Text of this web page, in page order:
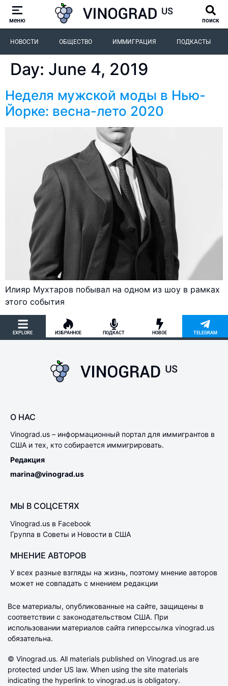
меню поиск
НОВОСТИ ОБЩЕСТВО ИММИГРАЦИЯ ПОДКАСТЫ
Day: June 4, 2019
Неделя мужской моды в Нью-
Йорке: весна-лето 2020
Илияр Мухтаров побывал на одном из шоу в рамках
этого события
EXPLORE ИЗБРАННОЕ ПОДКАСТ НОВОЕ TELEGRAM
О НАС
Vinograd.us – информационный портал для иммигрантов в
США и тех, кто собирается иммигрировать.
Редакция
marina@vinograd.us
МЫ В СОЦСЕТЯХ
Vinograd.us в Facebook
Группа в Советы и Новости в США
МНЕНИЕ АВТОРОВ
У всех разные взгляды на жизнь, поэтому мнение авторов
может не совпадать с мнением редакции
Все материалы, опубликованные на сайте, защищены в
соответствии с законодательством США. При
использовании материалов сайта гиперссылка vinograd.us
обязательна.
© Vinograd.us. All materials published on Vinograd.us are
protected under US law. When using the site materials
indicating the hyperlink to vinograd.us is obligatory.